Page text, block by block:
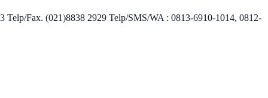
Fax. (021)8838 2929 Telp/SMS/WA : 0813-6910-1014, 0812-